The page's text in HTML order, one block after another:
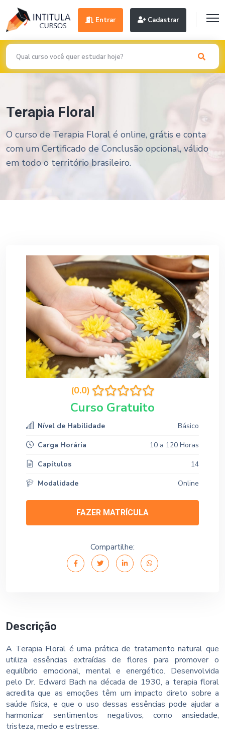
Entrar Cadastrar
Terapia Floral
O curso de Terapia Floral é online, grátis e conta
com um Certificado de Conclusão opcional, válido
em todo o território brasileiro.
Descrição
A Terapia Floral é uma prática de tratamento natural que
utiliza essências extraídas de flores para promover o
equilíbrio emocional, mental e energético. Desenvolvida
pelo Dr. Edward Bach na década de 1930, a terapia floral
acredita que as emoções têm um impacto direto sobre a
saúde física, e que o uso dessas essências pode ajudar a
harmonizar sentimentos negativos, como ansiedade,
tristeza, medo e estresse.
(0.0)
Curso Gratuito
Nível de Habilidade
Básico
Carga Horária
10 a 120 Horas
Capítulos
14
Modalidade
Online
FAZER MATRÍCULA
Compartilhe: